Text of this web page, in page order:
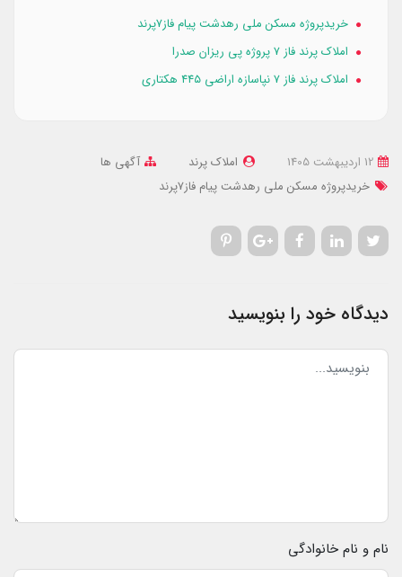
خریدپروژه مسکن ملی رهدشت پیام فاز۷پرند
املاک پرند فاز ۷ پروژه پی ریزان صدرا
املاک پرند فاز ۷ نپاسازه اراضی ۴۴۵ هکتاری
املاک پرند
آگهی ها
خریدپروژه مسکن ملی رهدشت پیام فاز7پرند
دیدگاه خود را بنویسید
نام و نام خانوادگی